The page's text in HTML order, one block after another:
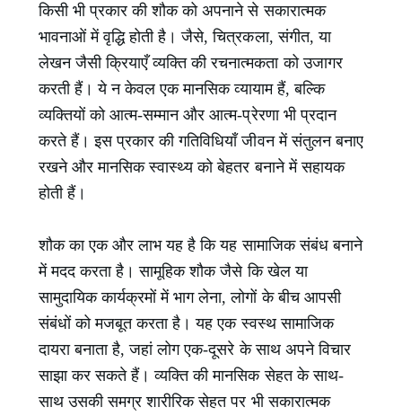
किसी भी प्रकार की शौक को अपनाने से सकारात्मक
भावनाओं में वृद्धि होती है। जैसे, चित्रकला, संगीत, या
लेखन जैसी क्रियाएँ व्यक्ति की रचनात्मकता को उजागर
करती हैं। ये न केवल एक मानसिक व्यायाम हैं, बल्कि
व्यक्तियों को आत्म-सम्मान और आत्म-प्रेरणा भी प्रदान
करते हैं। इस प्रकार की गतिविधियाँ जीवन में संतुलन बनाए
रखने और मानसिक स्वास्थ्य को बेहतर बनाने में सहायक
होती हैं।
शौक का एक और लाभ यह है कि यह सामाजिक संबंध बनाने
में मदद करता है। सामूहिक शौक जैसे कि खेल या
सामुदायिक कार्यक्रमों में भाग लेना, लोगों के बीच आपसी
संबंधों को मजबूत करता है। यह एक स्वस्थ सामाजिक
दायरा बनाता है, जहां लोग एक-दूसरे के साथ अपने विचार
साझा कर सकते हैं। व्यक्ति की मानसिक सेहत के साथ-
साथ उसकी समग्र शारीरिक सेहत पर भी सकारात्मक